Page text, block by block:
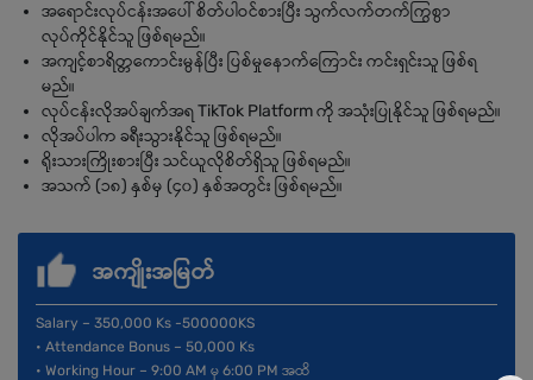
အရောင်းလုပ်ငန်းအပေါ် စိတ်ပါဝင်စားပြီး သွက်လက်တက်ကြွစွာ
လုပ်ကိုင်နိုင်သူ ဖြစ်ရမည်။
အကျင့်စာရိတ္တကောင်းမွန်ပြီး ပြစ်မှုနောက်ကြောင်း ကင်းရှင်းသူ ဖြစ်ရ
မည်။
လုပ်ငန်းလိုအပ်ချက်အရ TikTok Platform ကို အသုံးပြုနိုင်သူ ဖြစ်ရမည်။
လိုအပ်ပါက ခရီးသွားနိုင်သူ ဖြစ်ရမည်။
ရိုးသားကြိုးစားပြီး သင်ယူလိုစိတ်ရှိသူ ဖြစ်ရမည်။
အသက် (၁၈) နှစ်မှ (၄၀) နှစ်အတွင်း ဖြစ်ရမည်။
အကျိုးအမြတ်
Salary – 350,000 Ks -500000KS
• Attendance Bonus – 50,000 Ks
• Working Hour – 9:00 AM မှ 6:00 PM အထိ